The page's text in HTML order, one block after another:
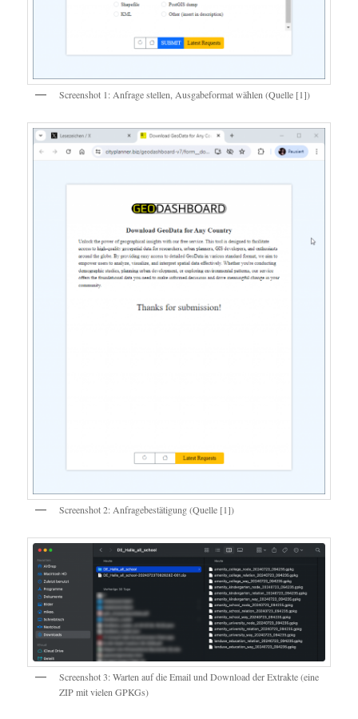
Screenshot 1: Anfrage stellen, Ausgabeformat wählen (Quelle [1])
Screenshot 2: Anfragebestätigung (Quelle [1])
Screenshot 3: Warten auf die Email und Download der Extrakte (eine
ZIP mit vielen GPKGs)